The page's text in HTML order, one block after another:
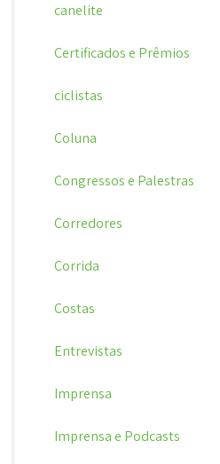
canelite
Certificados e Prêmios
ciclistas
Coluna
Congressos e Palestras
Corredores
Corrida
Costas
Entrevistas
Imprensa
Imprensa e Podcasts